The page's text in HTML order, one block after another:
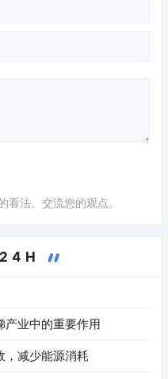
法、交流您的观点。
业中的重要作用
，减少能源消耗